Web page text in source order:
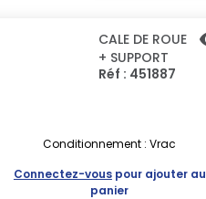
CALE DE ROUE
+ SUPPORT
Réf : 451887
Conditionnement : Vrac
Connectez-vouspour ajouter au
panier